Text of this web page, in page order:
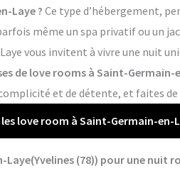
Laye ? Ce type d’hébergement,
même un spa privatif ou un
vous invitent à vivre une nuit
de love rooms à Saint-Germain-
et de détente, et faites
love room à Saint-Germain-en-
(78)) pour une nuit